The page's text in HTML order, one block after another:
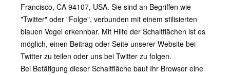
Francisco, CA 94107, USA. Sie sind an Begriffen wie
"Twitter" oder "Folge", verbunden mit einem stilisierten
blauen Vogel erkennbar. Mit Hilfe der Schaltflächen ist es
möglich, einen Beitrag oder Seite unserer Website bei
Twitter zu teilen oder uns bei Twitter zu folgen.
Bei Betätigung dieser Schaltfläche baut Ihr Browser eine